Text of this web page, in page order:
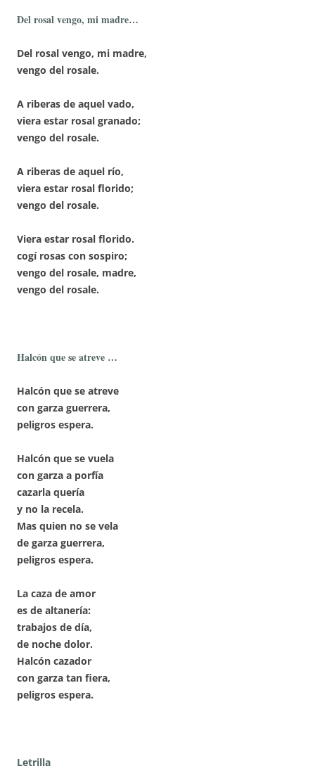
Del rosal vengo, mi madre…
Del rosal vengo, mi madre,
vengo del rosale.
A riberas de aquel vado,
viera estar rosal granado;
vengo del rosale.
A riberas de aquel río,
viera estar rosal florido;
vengo del rosale.
Viera estar rosal florido.
cogí rosas con sospiro;
vengo del rosale, madre,
vengo del rosale.
Halcón que se atreve …
Halcón que se atreve
con garza guerrera,
peligros espera.
Halcón que se vuela
con garza a porfía
cazarla quería
y no la recela.
Mas quien no se vela
de garza guerrera,
peligros espera.
La caza de amor
es de altanería:
trabajos de día,
de noche dolor.
Halcón cazador
con garza tan fiera,
peligros espera.
Letrilla